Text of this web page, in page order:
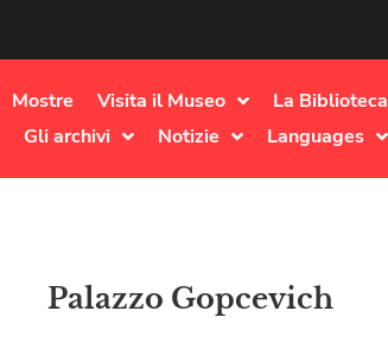
Mostre Visita il Museo
La Biblioteca
Gli archivi Notizie Languages
Palazzo Gopcevich